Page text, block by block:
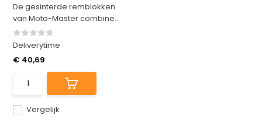
De gesinterde remblokken
van Moto-Master combine...
Deliverytime
Vergelijk
€ 40,69